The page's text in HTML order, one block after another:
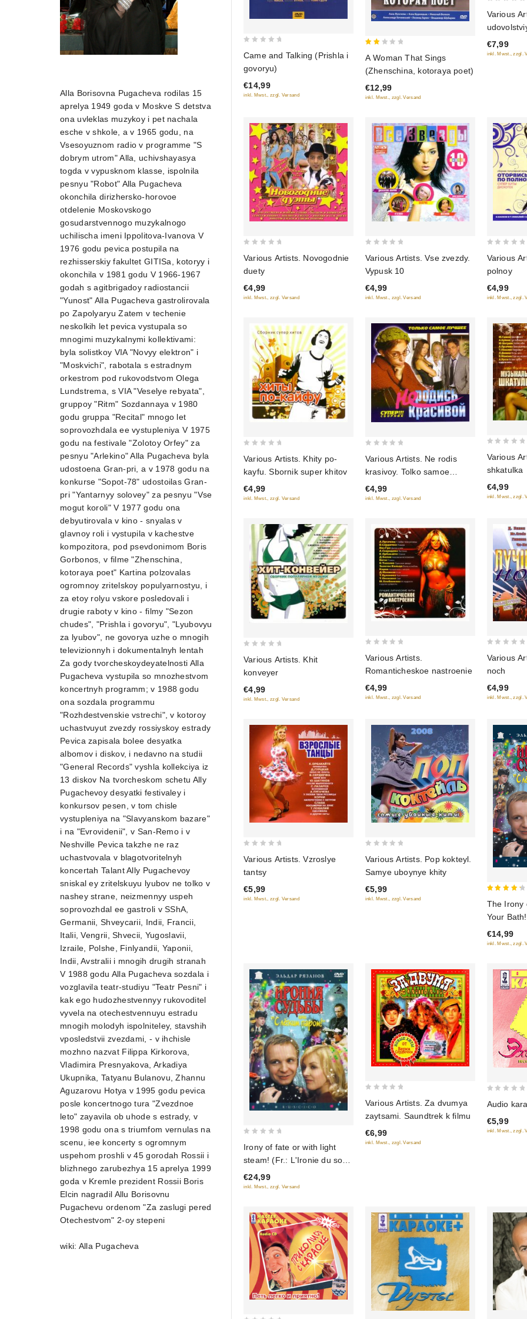
of
5
Came and Talking (Prishla i
govoryu)
€14,99
inkl. Mwst., zzgl. Versand
of
5
A Woman That Sings
(Zhenschina, kotoraya poet)
€12,99
inkl. Mwst., zzgl. Versand
of
5
Various
€7,99
inkl. Mwst., zzgl.
of
5
Various Artists. Novogodnie
duety
€4,99
inkl. Mwst., zzgl. Versand
of
5
Various Artists. Vse zvezdy.
Vypusk 10
€4,99
inkl. Mwst., zzgl. Versand
of
5
Various
polnoy
€4,99
inkl. Mwst., zzgl.
of
5
Various Artists. Khity po-
kayfu. Sbornik super khitov
€4,99
inkl. Mwst., zzgl. Versand
of
5
Various Artists. Ne rodis
krasivoy. Tolko samoe
luchshee
€4,99
inkl. Mwst., zzgl. Versand
of
5
Various
shkatulka
€4,99
inkl. Mwst., zzgl.
of
5
Various Artists. Khit
konveyer
€4,99
inkl. Mwst., zzgl. Versand
of
5
Various Artists.
Romanticheskoe nastroenie
€4,99
inkl. Mwst., zzgl. Versand
of
5
Various
noch
€4,99
inkl. Mwst., zzgl.
of
5
Various Artists. Vzroslye
tantsy
€5,99
inkl. Mwst., zzgl. Versand
of
5
Various Artists. Pop kokteyl.
Samye uboynye khity
€5,99
inkl. Mwst., zzgl. Versand
The Irony
Your
sort)
legkim
€14,99
inkl. Mwst., zzgl.
of
5
Irony of fate or with light
steam! (Fr.: L'Ironie du sort)
(Ironiya sudby, ili S legkim
parom!) (RUSCICO) (2
€24,99
inkl. Mwst., zzgl. Versand
of
5
Various Artists. Za dvumya
zaytsami. Saundtrek k filmu
€6,99
inkl. Mwst., zzgl. Versand
of
5
Audio
€5,99
inkl. Mwst., zzgl.
Alla Borisovna Pugacheva rodilas 15
aprelya 1949 goda v Moskve S detstva
ona uvleklas muzykoy i pet nachala
esche v shkole, a v 1965 godu, na
Vsesoyuznom radio v programme "S
dobrym utrom" Alla, uchivshayasya
togda v vypusknom klasse, ispolnila
pesnyu "Robot" Alla Pugacheva
okonchila dirizhersko-horovoe
otdelenie Moskovskogo
gosudarstvennogo muzykalnogo
uchilischa imeni Ippolitova-Ivanova V
1976 godu pevica postupila na
rezhisserskiy fakultet GITISa, kotoryy i
okonchila v 1981 godu V 1966-1967
godah s agitbrigadoy radiostancii
"Yunost" Alla Pugacheva gastrolirovala
po Zapolyaryu Zatem v techenie
neskolkih let pevica vystupala so
mnogimi muzykalnymi kollektivami:
byla solistkoy VIA "Novyy elektron" i
"Moskvichi", rabotala s estradnym
orkestrom pod rukovodstvom Olega
Lundstrema, s VIA "Veselye rebyata",
gruppoy "Ritm" Sozdannaya v 1980
godu gruppa "Recital" mnogo let
soprovozhdala ee vystupleniya V 1975
godu na festivale "Zolotoy Orfey" za
pesnyu "Arlekino" Alla Pugacheva byla
udostoena Gran-pri, a v 1978 godu na
konkurse "Sopot-78" udostoilas Gran-
pri "Yantarnyy solovey" za pesnyu "Vse
mogut koroli" V 1977 godu ona
debyutirovala v kino - snyalas v
glavnoy roli i vystupila v kachestve
kompozitora, pod psevdonimom Boris
Gorbonos, v filme "Zhenschina,
kotoraya poet" Kartina polzovalas
ogromnoy zritelskoy populyarnostyu, i
za etoy rolyu vskore posledovali i
drugie raboty v kino - filmy "Sezon
chudes", "Prishla i govoryu", "Lyubovyu
za lyubov", ne govorya uzhe o mnogih
televizionnyh i dokumentalnyh lentah
Za gody tvorcheskoydeyatelnosti Alla
Pugacheva vystupila so mnozhestvom
koncertnyh programm; v 1988 godu
ona sozdala programmu
"Rozhdestvenskie vstrechi", v kotoroy
uchastvuyut zvezdy rossiyskoy estrady
Pevica zapisala bolee desyatka
albomov i diskov, i nedavno na studii
"General Records" vyshla kollekciya iz
13 diskov Na tvorcheskom schetu Ally
Pugachevoy desyatki festivaley i
konkursov pesen, v tom chisle
vystupleniya na "Slavyanskom bazare"
i na "Evrovidenii", v San-Remo i v
Neshville Pevica takzhe ne raz
uchastvovala v blagotvoritelnyh
koncertah Talant Ally Pugachevoy
sniskal ey zritelskuyu lyubov ne tolko v
nashey strane, neizmennyy uspeh
soprovozhdal ee gastroli v SShA,
Germanii, Shveycarii, Indii, Francii,
Italii, Vengrii, Shvecii, Yugoslavii,
Izraile, Polshe, Finlyandii, Yaponii,
Indii, Avstralii i mnogih drugih stranah
V 1988 godu Alla Pugacheva sozdala i
vozglavila teatr-studiyu "Teatr Pesni" i
kak ego hudozhestvennyy rukovoditel
vyvela na otechestvennuyu estradu
mnogih molodyh ispolniteley, stavshih
vposledstvii zvezdami, - v ihchisle
mozhno nazvat Filippa Kirkorova,
Vladimira Presnyakova, Arkadiya
Ukupnika, Tatyanu Bulanovu, Zhannu
Aguzarovu Hotya v 1995 godu pevica
posle koncertnogo tura "Zvezdnoe
leto" zayavila ob uhode s estrady, v
1998 godu ona s triumfom vernulas na
scenu, iee koncerty s ogromnym
uspehom proshli v 45 gorodah Rossii i
blizhnego zarubezhya 15 aprelya 1999
goda v Kremle prezident Rossii Boris
Elcin nagradil Allu Borisovnu
Pugachevu ordenom "Za zaslugi pered
Otechestvom" 2-oy stepeni
wiki: Alla Pugacheva